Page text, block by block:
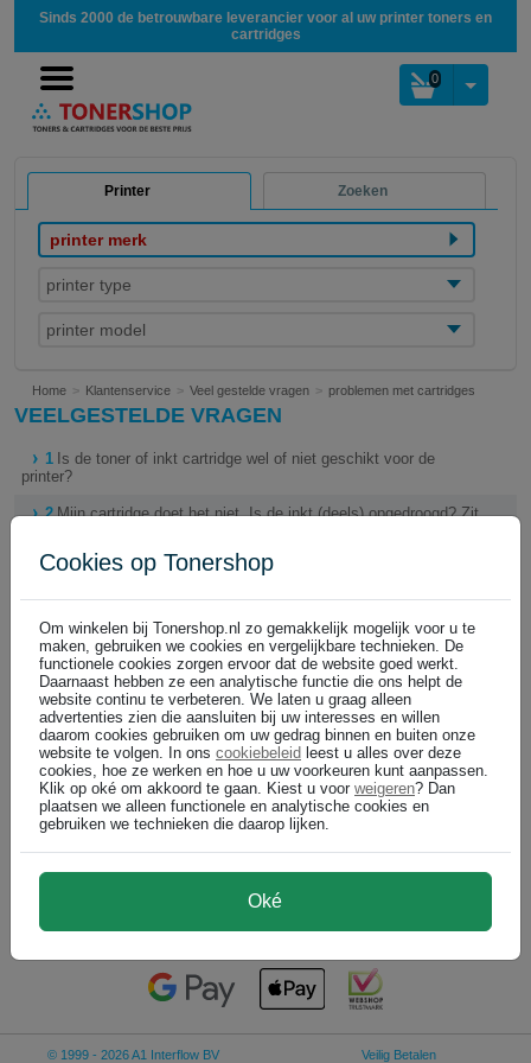
Sinds 2000 de betrouwbare leverancier voor al uw printer toners en
cartridges
0
Printer Zoeken
printer merk
printer type
printer model
Home Klantenservice Veel gestelde vragen problemen met cartridges
VEELGESTELDE VRAGEN
1 Is de toner of inkt cartridge wel of niet geschikt voor de
printer?
2 Mijn cartridge doet het niet. Is de inkt (deels) opgedroogd? Zit
3 Hoe zit het met garantie op printers in relatie tot niet-originele
4 Waarom zijn er soms (soms) kleine verschillen in kleur bij een
toner of inktcartridge?
Klantenservice
026-3193981
Op maandag tot en met vrijdag van 09:00 - 17:00.
Zoeken binnen veelgestelde vragen
Zoek
© 1999 - 2026 A1 Interflow BV Veilig Betalen
Cookies op Tonershop
Om winkelen bij Tonershop.nl zo gemakkelijk mogelijk voor u te
maken, gebruiken we cookies en vergelijkbare technieken. De
functionele cookies zorgen ervoor dat de website goed werkt.
Daarnaast hebben ze een analytische functie die ons helpt de
website continu te verbeteren. We laten u graag alleen
advertenties zien die aansluiten bij uw interesses en willen
daarom cookies gebruiken om uw gedrag binnen en buiten onze
website te volgen. In ons cookiebeleid leest u alles over deze
cookies, hoe ze werken en hoe u uw voorkeuren kunt aanpassen.
Klik op oké om akkoord te gaan. Kiest u voor weigeren? Dan
plaatsen we alleen functionele en analytische cookies en
gebruiken we technieken die daarop lijken.
Oké